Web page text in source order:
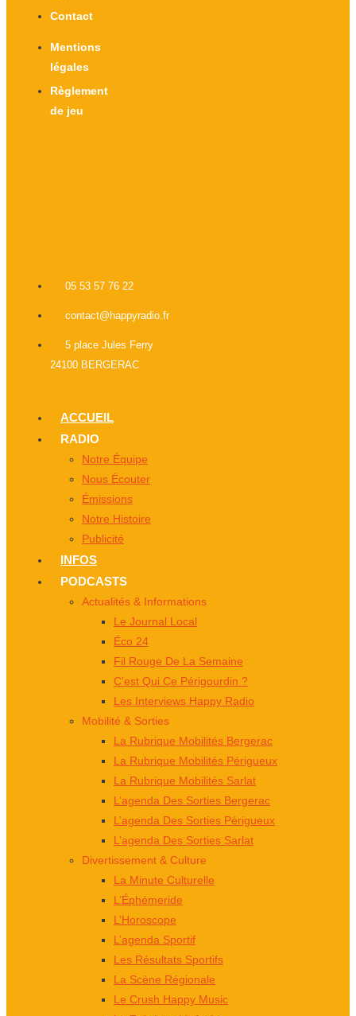
Contact
Mentions
légales
Règlement
de jeu
05 53 57 76 22
contact@happyradio.fr
5 place Jules Ferry
24100 BERGERAC
ACCUEIL
RADIO
Notre Équipe
Nous Écouter
Émissions
Notre Histoire
Publicité
INFOS
PODCASTS
Actualités & Informations
Le Journal Local
Éco 24
Fil Rouge De La Semaine
C’est Qui Ce Périgourdin ?
Les Interviews Happy Radio
Mobilité & Sorties
La Rubrique Mobilités Bergerac
La Rubrique Mobilités Périgueux
La Rubrique Mobilités Sarlat
L’agenda Des Sorties Bergerac
L’agenda Des Sorties Périgueux
L’agenda Des Sorties Sarlat
Divertissement & Culture
La Minute Culturelle
L’Éphémeride
L’Horoscope
L’agenda Sportif
Les Résultats Sportifs
La Scène Régionale
Le Crush Happy Music